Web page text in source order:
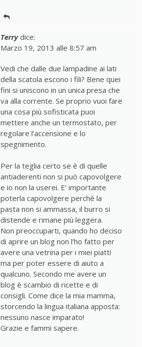
Terry dice:
Marzo 19, 2013 alle 8:57 am
Vedi che dalle due lampadine ai lati
della scatola escono i fili? Bene quei
fini si uniscono in un unica presa che
va alla corrente. Se proprio vuoi fare
una cosa più sofisticata puoi
mettere anche un termostato, per
regolare l’accensione e lo
spegnimento.
Per la teglia certo se è di quelle
antiaderenti non si può capovolgere
e io non la userei. E’ importante
poterla capovolgere perchè la
pasta non si ammassa, il burro si
distende e rimane più leggera.
Non preoccuparti, quando ho deciso
di aprire un blog non l’ho fatto per
avere una vetrina per i miei piatti
ma per poter essere di aiuto a
qualcuno. Secondo me avere un
blog è scambio di ricette e di
consigli. Come dice la mia mamma,
storcendo la lingua italiana apposta:
nessuno nasce imparato!
Grazie e fammi sapere.